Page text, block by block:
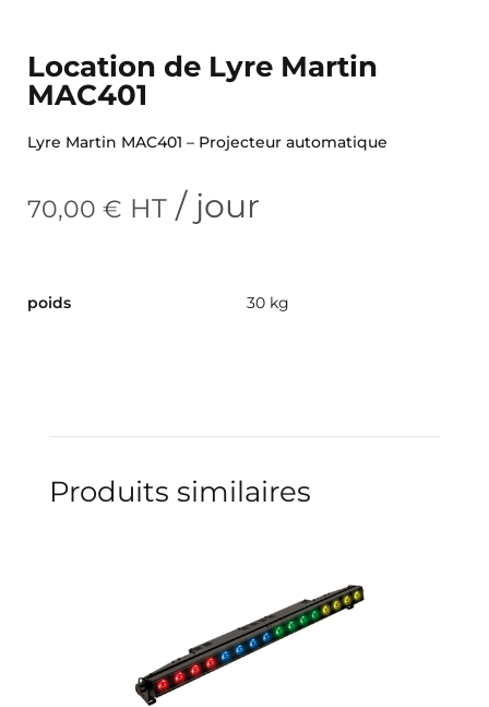
Location de Lyre Martin
MAC401
Lyre Martin MAC401 – Projecteur automatique
70,00 € HT / jour
poids 30 kg
Produits similaires